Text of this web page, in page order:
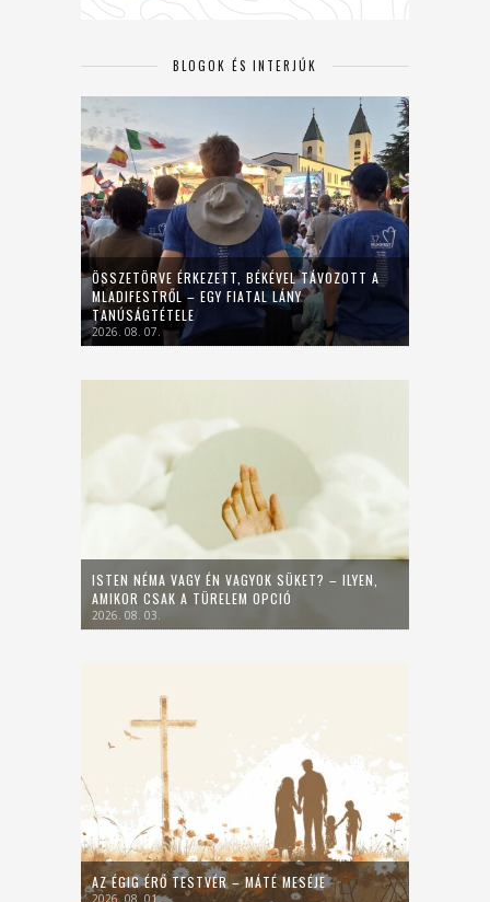
BLOGOK ÉS INTERJÚK
ÖSSZETÖRVE ÉRKEZETT, BÉKÉVEL TÁVOZOTT A
MLADIFESTRŐL – EGY FIATAL LÁNY
TANÚSÁGTÉTELE
2026. 08. 07.
ISTEN NÉMA VAGY ÉN VAGYOK SÜKET? – ILYEN,
AMIKOR CSAK A TÜRELEM OPCIÓ
2026. 08. 03.
AZ ÉGIG ÉRŐ TESTVÉR – MÁTÉ MESÉJE